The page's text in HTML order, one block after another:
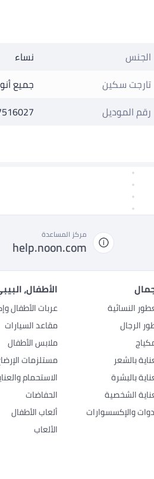
الجنس
نساء
تارجت سكين
جميع
رقم الموديل
مركز المساعدة
help.noon.com
النسائية
الرجال
بالشعر
بالبشرة
الشخصية
والإكسسوارات
الأطفال،
عربات الأطفال
مقاعد السيارات
ملابس الأطفال
مستلزمات
الاستحمام
الحفاضات
ألعاب الأطفال
الألعاب